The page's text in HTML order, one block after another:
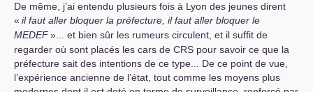
De même, j’ai entendu plusieurs fois à Lyon des jeunes dirent
« il faut aller bloquer la préfecture, il faut aller bloquer le
MEDEF»... et bien sûr les rumeurs circulent, et il suffit de
regarder où sont placés les cars de CRS pour savoir ce que la
préfecture sait des intentions de ce type... De ce point de vue,
l’expérience ancienne de l’état, tout comme les moyens plus